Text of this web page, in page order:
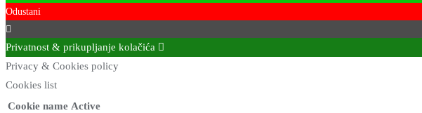
Odustani
Privatnost & prikupljanje kolačića
Privacy & Cookies policy
Cookies list
Cookie name Active